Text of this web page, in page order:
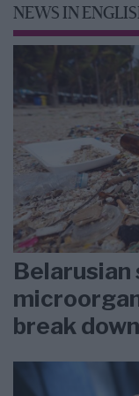
NEWS IN
break